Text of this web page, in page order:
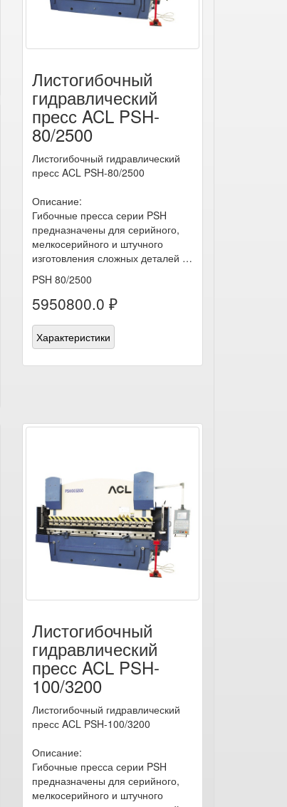
Листогибочный
гидравлический
пресс ACL PSH-
80/2500
Листогибочный гидравлический
пресс ACL PSH-80/2500
Описание:
Гибочные пресса серии PSH
предназначены для серийного,
мелкосерийного и штучного
изготовления сложных деталей …
PSH 80/2500
5950800.0 ₽
Характеристики
Листогибочный
гидравлический
пресс ACL PSH-
100/3200
Листогибочный гидравлический
пресс ACL PSH-100/3200
Описание:
Гибочные пресса серии PSH
предназначены для серийного,
мелкосерийного и штучного